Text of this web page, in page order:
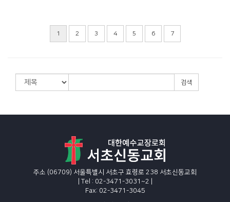
1 2 3 4 5 6 7
검색
주소 (06709) 서울특별시 서초구 효령로 238 서초신동교회
| Tel : 02-3471-3031~2 |
Fax: 02-3471-3045